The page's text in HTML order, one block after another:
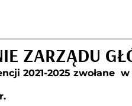
ZARZĄDU
2021-2025